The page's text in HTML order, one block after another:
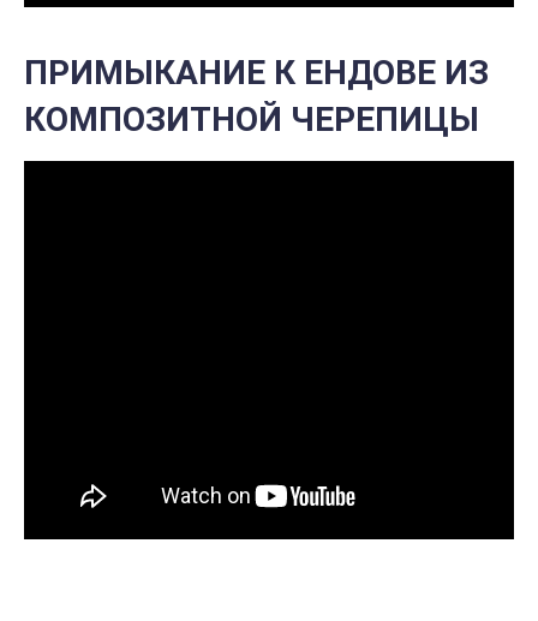
ПРИМЫКАНИЕ К ЕНДОВЕ ИЗ
КОМПОЗИТНОЙ ЧЕРЕПИЦЫ